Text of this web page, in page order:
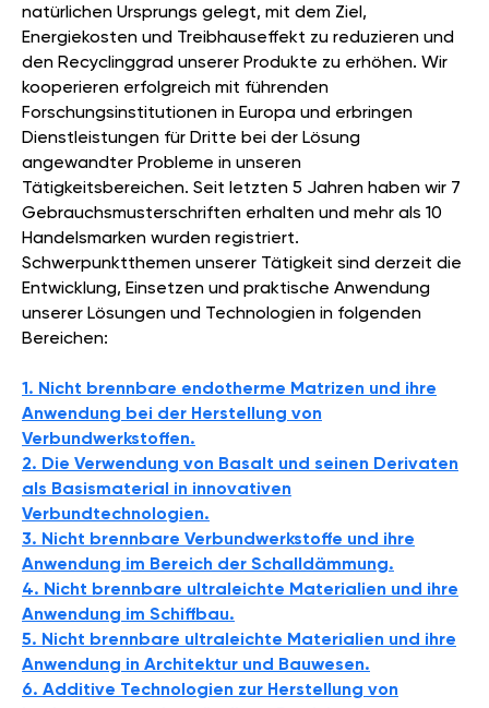
natürlichen Ursprungs gelegt, mit dem Ziel,
Energiekosten und Treibhauseffekt zu reduzieren und
den Recyclinggrad unserer Produkte zu erhöhen. Wir
kooperieren erfolgreich mit führenden
Forschungsinstitutionen in Europa und erbringen
Dienstleistungen für Dritte bei der Lösung
angewandter Probleme in unseren
Tätigkeitsbereichen. Seit letzten 5 Jahren haben wir 7
Gebrauchsmusterschriften erhalten und mehr als 10
Handelsmarken wurden registriert.
Schwerpunktthemen unserer Tätigkeit sind derzeit die
Entwicklung, Einsetzen und praktische Anwendung
unserer Lösungen und Technologien in folgenden
Bereichen:
1. Nicht brennbare endotherme Matrizen und ihre
Anwendung bei der Herstellung von
Verbundwerkstoffen.
2. Die Verwendung von Basalt und seinen Derivaten
als Basismaterial in innovativen
Verbundtechnologien.
3. Nicht brennbare Verbundwerkstoffe und ihre
Anwendung im Bereich der Schalldämmung.
4. Nicht brennbare ultraleichte Materialien und ihre
Anwendung im Schiffbau.
5. Nicht brennbare ultraleichte Materialien und ihre
Anwendung in Architektur und Bauwesen.
6. Additive Technologien zur Herstellung von